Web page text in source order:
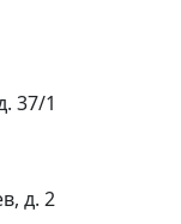
37/1
д. 2